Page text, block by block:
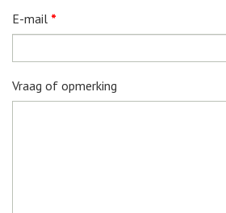
E-mail *
Vraag of opmerking